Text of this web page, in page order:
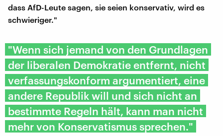
dass AfD-Leute sagen, sie seien konservativ, wird es
schwieriger."
"Wenn sich jemand von den Grundlagen
der liberalen Demokratie entfernt, nicht
verfassungskonform argumentiert, eine
andere Republik will und sich nicht an
bestimmte Regeln hält, kann man nicht
mehr von Konservatismus sprechen."